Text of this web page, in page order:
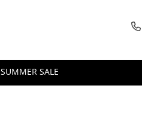
SUMMER SALE